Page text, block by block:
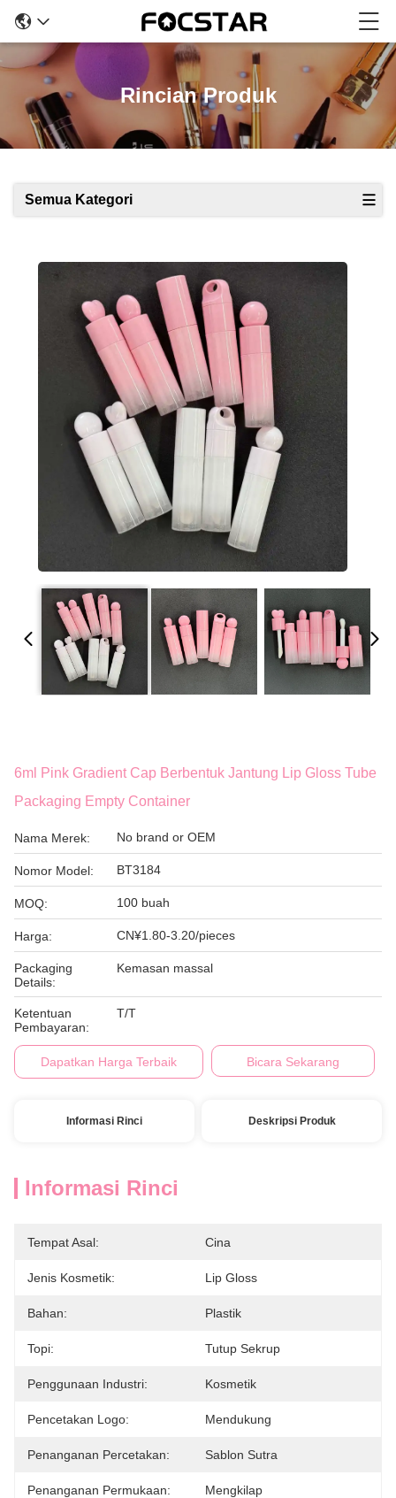
Rincian Produk
Semua Kategori
6ml Pink Gradient Cap Berbentuk Jantung Lip Gloss Tube
Packaging Empty Container
Nama Merek: No brand or OEM
Nomor Model: BT3184
MOQ: 100 buah
Harga: CN¥1.80-3.20/pieces
Packaging
Details:
Kemasan massal
Ketentuan
Pembayaran:
T/T
Dapatkan Harga Terbaik Bicara Sekarang
Informasi Rinci Deskripsi Produk
Informasi Rinci
Tempat Asal: Cina
Jenis Kosmetik: Lip Gloss
Bahan: Plastik
Topi: Tutup Sekrup
Penggunaan Industri: Kosmetik
Pencetakan Logo: Mendukung
Penanganan Percetakan: Sablon Sutra
Penanganan Permukaan: Mengkilap